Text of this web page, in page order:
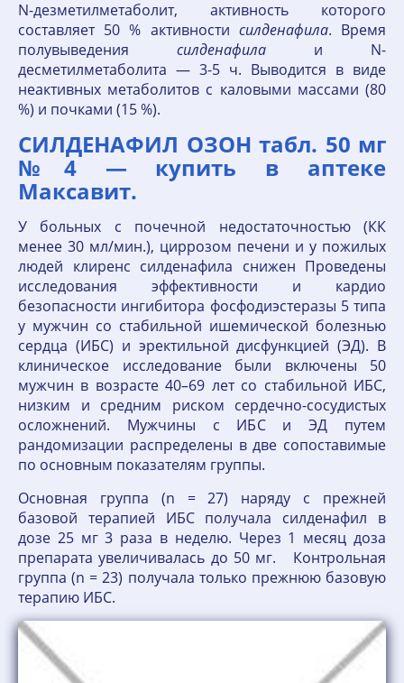
N-дезметилметаболит, активность которого
составляет 50 % активности силденафила. Время
полувыведения силденафила и N-
десметилметаболита — 3-5 ч. Выводится в виде
неактивных метаболитов с каловыми массами (80
%) и почками (15 %).
СИЛДЕНАФИЛ ОЗОН табл. 50 мг
№4 — купить в аптеке
Максавит.
У больных с почечной недостаточностью (КК
менее 30 мл/мин.), циррозом печени и у пожилых
людей клиренс силденафила снижен Проведены
исследования эффективности и кардио
безопасности ингибитора фосфодиэстеразы 5 типа
у мужчин со стабильной ишемической болезнью
сердца (ИБС) и эректильной дисфункцией (ЭД). В
клиническое исследование были включены 50
мужчин в возрасте 40–69 лет со стабильной ИБС,
низким и средним риском сердечно-сосудистых
осложнений. Мужчины с ИБС и ЭД путем
рандомизации распределены в две сопоставимые
по основным показателям группы.
Основная группа (n = 27) наряду с прежней
базовой терапией ИБС получала силденафил в
дозе 25 мг 3 раза в неделю. Через 1 месяц доза
препарата увеличивалась до 50 мг. Контрольная
группа (n = 23) получала только прежнюю базовую
терапию ИБС.